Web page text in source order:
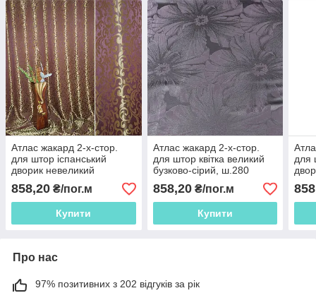
Атлас жакард 2-х-стор.
для штор іспанський
дворик невеликий
бузково-золотистий, ш.280
858,20 ₴/пог.м
Купити
Атлас жакард 2-х-стор.
для штор квітка великий
бузково-сірий, ш.280
858,20₴/пог.м
Купити
для
Про нас
97% позитивних з 202 відгуків за рік